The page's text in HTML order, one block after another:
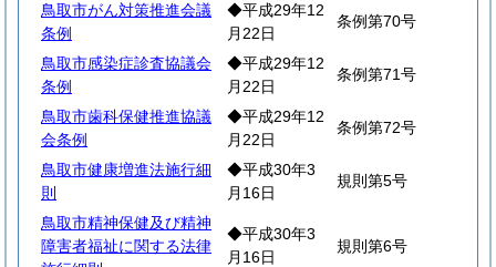
鳥取市がん対策推進会議
条例
◆平成29年12
月22日
条例第70号
鳥取市感染症診査協議会
条例
◆平成29年12
月22日
条例第71号
鳥取市歯科保健推進協議
会条例
◆平成29年12
月22日
条例第72号
鳥取市健康増進法施行細
則
◆平成30年3
月16日
規則第5号
鳥取市精神保健及び精神
障害者福祉に関する法律
◆平成30年3
月16日
規則第6号